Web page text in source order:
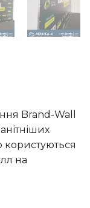
Brand-Wall
користуються
на